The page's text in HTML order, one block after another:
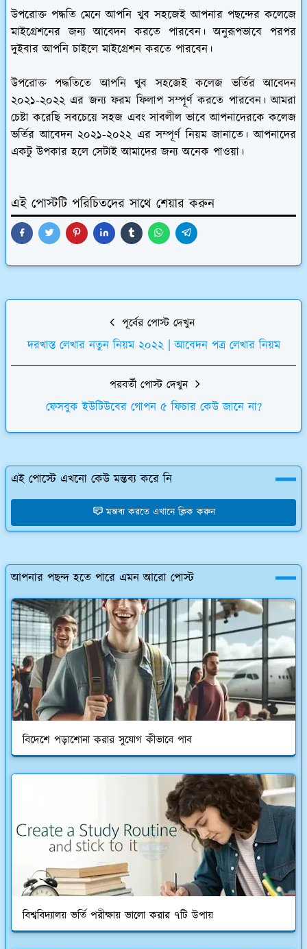
উপরোক্ত পদ্ধতি মেনে আপনি খুব সহজেই আপনার পছন্দের কলেজে
মাইগ্রেশনের জন্য আবেদন করতে পারবেন। অনুরূপভাবে পরপর
দুইবার আপনি চাইলে মাইগ্রেশন করতে পারবেন।
উপরোক্ত পদ্ধতিতে আপনি খুব সহজেই কলেজ ভর্তির আবেদন
২০২১-২০২২ এর জন্য ফরম ফিলাপ সম্পূর্ণ করতে পারবেন। আমরা
চেষ্টা করেছি সবচেয়ে সহজ এবং সাবলীল ভাবে আপনাদেরকে কলেজ
ভর্তির আবেদন ২০২১-২০২২ এর সম্পূর্ণ নিয়ম জানাতে। আপনাদের
একটু উপকার হলে সেটাই আমাদের জন্য অনেক পাওয়া।
এই পোস্টটি পরিচিতদের সাথে শেয়ার করুন
পূর্বের পোস্ট দেখুন
দরখাস্ত লেখার নতুন নিয়ম ২০২২ | আবেদন পত্র লেখার নিয়ম
পরবর্তী পোস্ট দেখুন
ফেসবুক ইউটিউবের গোপন ৫ ফিচার কেউ জানে না?
এই পোস্টে এখনো কেউ মন্তব্য করে নি
মন্তব্য করতে এখানে ক্লিক করুন
আপনার পছন্দ হতে পারে এমন আরো পোস্ট
বিদেশে পড়াশোনা করার সুযোগ কীভাবে পাব
বিশ্ববিদ্যালয় ভর্তি পরীক্ষায় ভালো করার ৭টি উপায়